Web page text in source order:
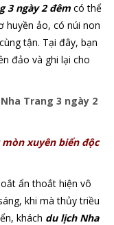
3 ngày 2 đêmcó thể
huyền ảo, có núi non
tận. Tại đây, bạn
đảo và ghi lại cho
xuyên biển độc
ẩn thoắt hiện vô
khi mà thủy triều
khách du lịch Nha